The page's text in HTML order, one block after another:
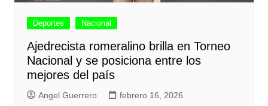
Deportes Nacional
Ajedrecista romeralino brilla en Torneo
Nacional y se posiciona entre los
mejores del país
Angel Guerrero febrero 16, 2026